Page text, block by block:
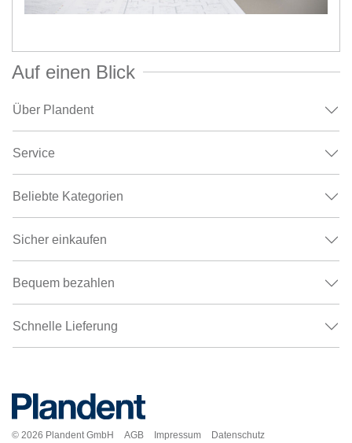
Auf einen Blick
Über Plandent
Service
Beliebte Kategorien
Sicher einkaufen
Bequem bezahlen
Schnelle Lieferung
© 2026 Plandent GmbH AGB Impressum Datenschutz